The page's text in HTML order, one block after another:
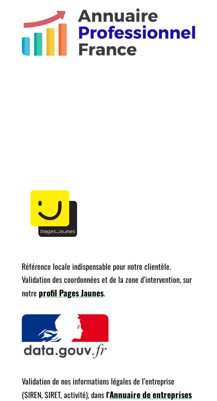
Référence locale indispensable pour notre clientèle.
Validation des coordonnées et de la zone d’intervention, sur
notre profil Pages Jaunes.
Validation de nos informations légales de l’entreprise
(SIREN, SIRET, activité), dans l’Annuaire de entreprises